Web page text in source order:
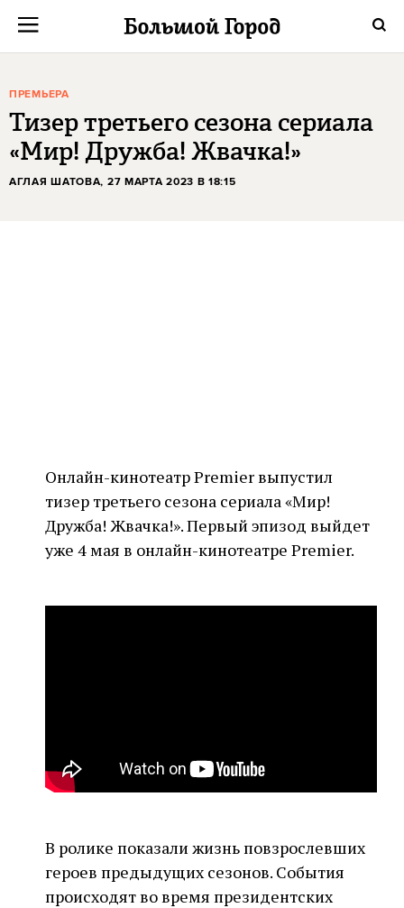
ПРЕМЬЕРА
Тизер третьего сезона сериала
«Мир! Дружба! Жвачка!»
АГЛАЯ ШАТОВА, 27 МАРТА 2023 В 18:15
Онлайн-кинотеатр Premier выпустил
тизер третьего сезона сериала «Мир!
Дружба! Жвачка!». Первый эпизод выйдет
уже 4 мая в онлайн-кинотеатре Premier.
В ролике показали жизнь повзрослевших
героев предыдущих сезонов. События
происходят во время президентских